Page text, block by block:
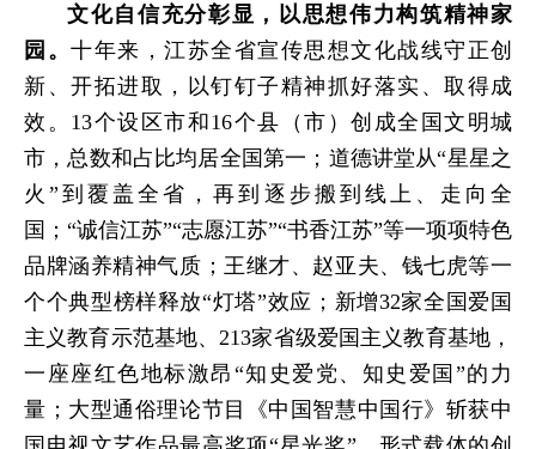
文化自信充分彰显，以思想伟力构筑精神家
园。 十年来，江苏全省宣传思想文化战线守正创
新、开拓进取，以钉钉子精神抓好落实、取得成
效。 13个设区市和16个县（市）创成全国文明城
市，总数和占比均居全国第一；道德讲堂从“星星之
火”到覆盖全省，再到逐步搬到线上、走向全
国；“诚信江苏”“志愿江苏”“书香江苏”等一项项特色
品牌涵养精神气质；王继才、赵亚夫、钱七虎等一
个个典型榜样释放“灯塔”效应；新增32家全国爱国
主义教育示范基地、213家省级爱国主义教育基地，
一座座红色地标激昂“知史爱党、知史爱国”的力
量；大型通俗理论节目《中国智慧中国行》斩获中